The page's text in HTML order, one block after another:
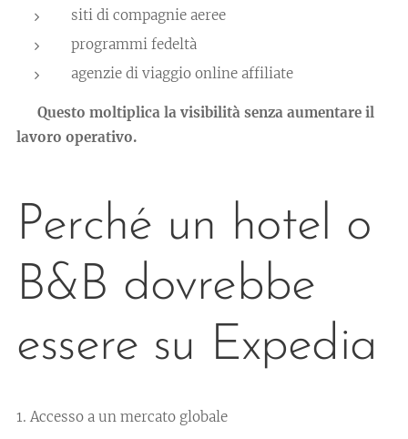
siti di compagnie aeree
programmi fedeltà
agenzie di viaggio online affiliate
👉 Questo moltiplica la visibilità senza aumentare il
lavoro operativo.
Perché un hotel o
B&B dovrebbe
essere su Expedia
1. Accesso a un mercato globale